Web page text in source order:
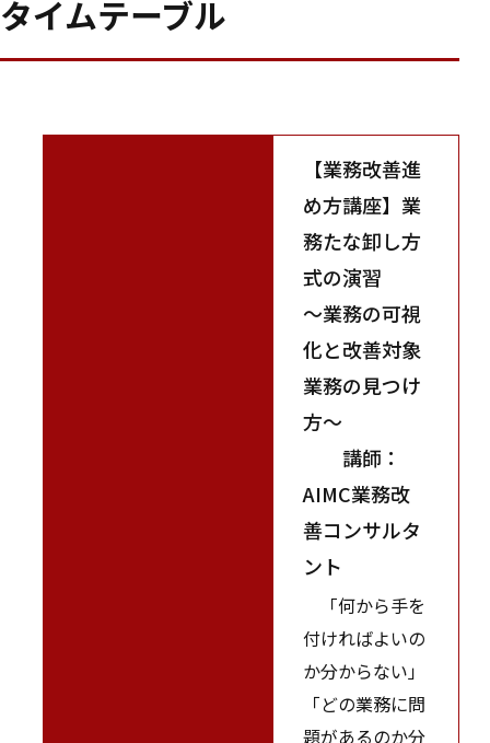
タイムテーブル
【業務改善進
め方講座】業
務たな卸し方
式の演習
～業務の可視
化と改善対象
業務の見つけ
方～
講師：
AIMC業務改
善コンサルタ
ント
「何から手を
付ければよいの
か分からない」
「どの業務に問
題があるのか分